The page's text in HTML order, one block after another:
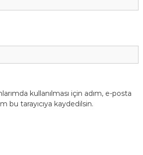
kullanılması için adım, e-posta
bu tarayıcıya kaydedilsin.